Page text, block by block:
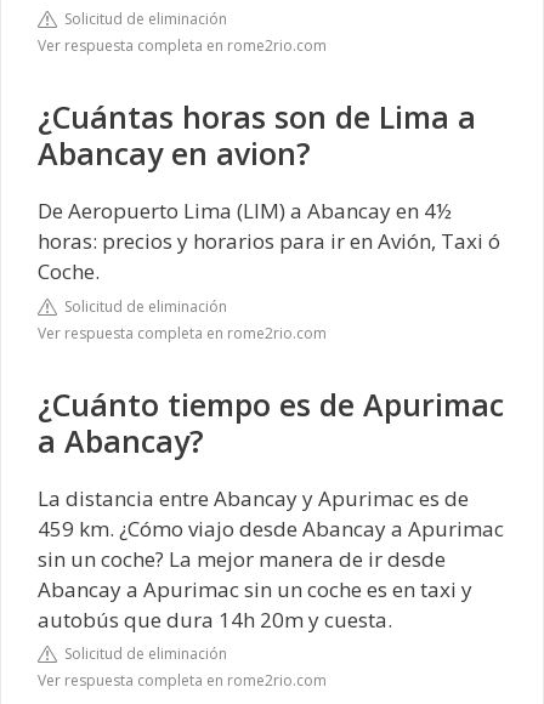
Solicitud de eliminación
Ver respuesta completa en rome2rio.com
¿Cuántas horas son de Lima a
Abancay en avion?
De Aeropuerto Lima (LIM) a Abancay en 4½
horas: precios y horarios para ir en Avión, Taxi ó
Coche.
Solicitud de eliminación
Ver respuesta completa en rome2rio.com
¿Cuánto tiempo es de Apurimac
a Abancay?
La distancia entre Abancay y Apurimac es de
459 km. ¿Cómo viajo desde Abancay a Apurimac
sin un coche? La mejor manera de ir desde
Abancay a Apurimac sin un coche es en taxi y
autobús que dura 14h 20m y cuesta.
Solicitud de eliminación
Ver respuesta completa en rome2rio.com